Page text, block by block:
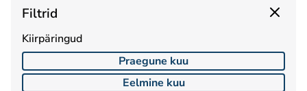
Filtrid
Kiirpäringud
Praegune kuu
Eelmine kuu